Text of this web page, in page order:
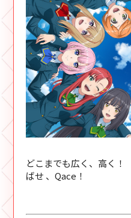
どこまでも広く、高く
ばせ 、Qace！